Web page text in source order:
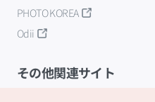
PHOTO KOREA
Odii
その他関連サイト